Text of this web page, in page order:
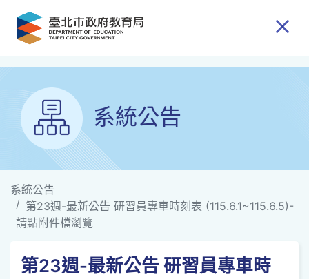
跳到主要內容
系統公告
系統公告
第23週-最新公告 研習員專車時刻表 (115.6.1~115.6.5)-
請點附件檔瀏覽
第23週-最新公告 研習員專車時